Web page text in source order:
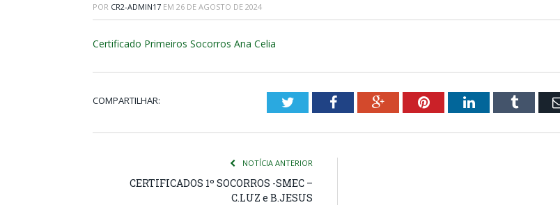
POR CR2-ADMIN17 EM 26 DE AGOSTO DE 2024
Certificado Primeiros Socorros Ana Celia
COMPARTILHAR: TwitterFacebookGoogle+PinterestLinkedInTumblr
NOTÍCIA ANTERIOR
CERTIFICADOS 1º SOCORROS -SMEC –
C.LUZ e B.JESUS